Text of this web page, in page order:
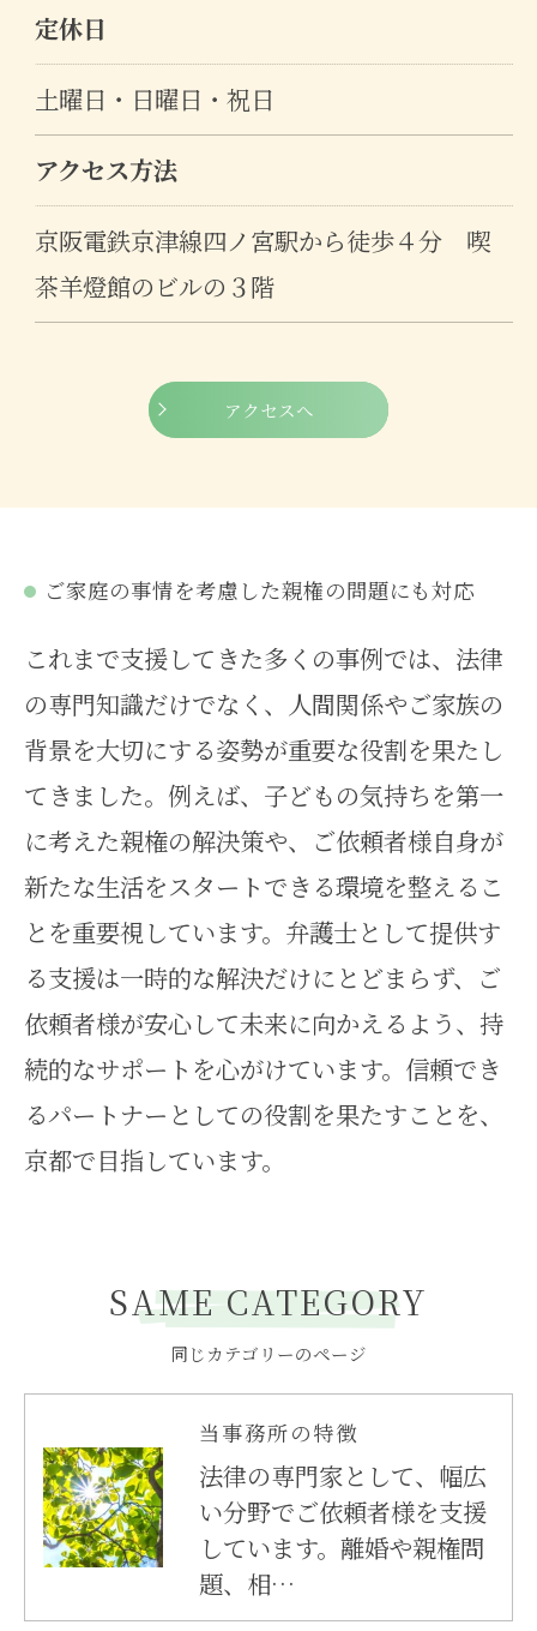
定休日
土曜日・日曜日・祝日
アクセス方法
京阪電鉄京津線四ノ宮駅から徒歩４分 喫
茶羊燈館のビルの３階
アクセスへ
ご家庭の事情を考慮した親権の問題にも対応
これまで支援してきた多くの事例では、法律
の専門知識だけでなく、人間関係やご家族の
背景を大切にする姿勢が重要な役割を果たし
てきました。例えば、子どもの気持ちを第一
に考えた親権の解決策や、ご依頼者様自身が
新たな生活をスタートできる環境を整えるこ
とを重要視しています。弁護士として提供す
る支援は一時的な解決だけにとどまらず、ご
依頼者様が安心して未来に向かえるよう、持
続的なサポートを心がけています。信頼でき
るパートナーとしての役割を果たすことを、
京都で目指しています。
同じカテゴリーのページ
SAME CATEGORY
当事務所の特徴
法律の専門家として、幅広
い分野でご依頼者様を支援
しています。離婚や親権問
題、相…